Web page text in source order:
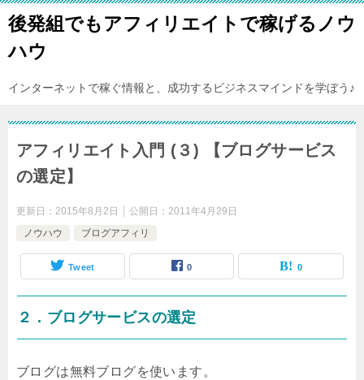
後発組でもアフィリエイトで稼げるノウ
ハウ
インターネットで稼ぐ情報と、成功するビジネスマインドを学ぼう♪
アフィリエイト入門 (３) 【ブログサービス
の選定】
更新日： 2015年8月2日 公開日： 2011年4月29日
ノウハウ
ブログアフィリ
Tweet 0 0
２．ブログサービスの選定
ブログは無料ブログを使います。